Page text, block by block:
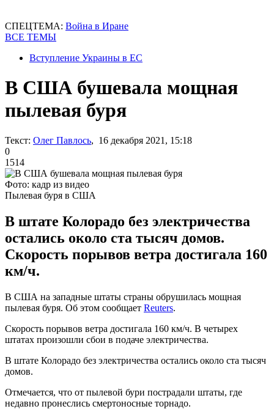
СПЕЦТЕМА: Война в Иране
ВСЕ ТЕМЫ
Вступление Украины в ЕС
В США бушевала мощная
пылевая буря
Текст: Олег Павлось, 16 декабря 2021, 15:18
0
1514
Фото: кадр из видео
Пылевая буря в США
В штате Колорадо без электричества
остались около ста тысяч домов.
Скорость порывов ветра достигала 160
км/ч.
В США на западные штаты страны обрушилась мощная
пылевая буря. Об этом сообщает Reuters.
Скорость порывов ветра достигала 160 км/ч. В четырех
штатах произошли сбои в подаче электричества.
В штате Колорадо без электричества остались около ста тысяч
домов.
Отмечается, что от пылевой бури пострадали штаты, где
недавно пронеслись смертоносные торнадо.